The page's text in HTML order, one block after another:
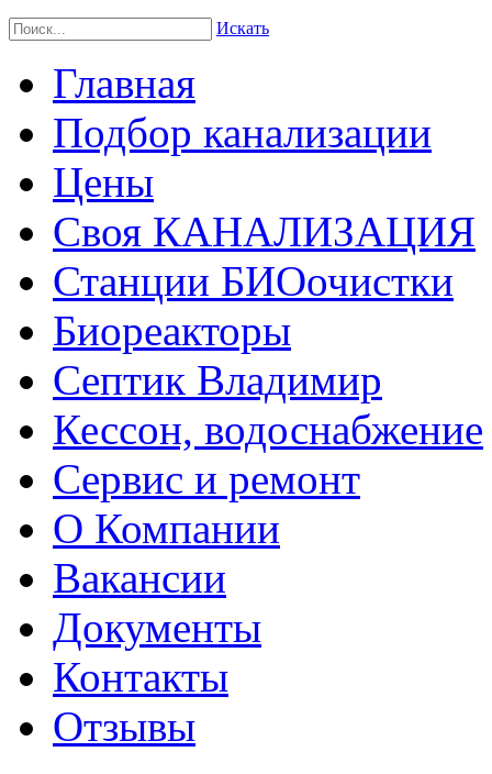
Искать
Главная
Подбор канализации
Цены
Своя КАНАЛИЗАЦИЯ
Станции БИОочистки
Биореакторы
Септик Владимир
Кессон, водоснабжение
Сервис и ремонт
О Компании
Вакансии
Документы
Контакты
Отзывы